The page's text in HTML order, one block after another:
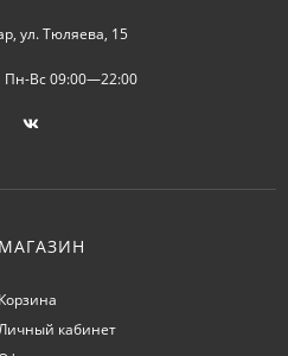
ул. Тюляева, 15
Пн-Вс 09:00—22:00
МАГАЗИН
Корзина
кабинет